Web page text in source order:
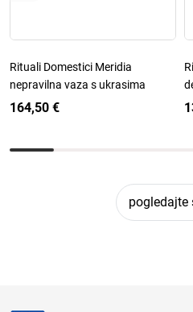
Rituali Domestici Meridia
nepravilna vaza s ukrasima
164,50 €
pogledajte